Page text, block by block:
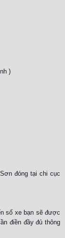
)
đóng tại chi cục
số xe bạn sẽ được
điền đầy đủ thông